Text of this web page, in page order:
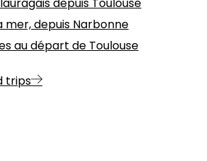
depuis Toulouse
mer, depuis Narbonne
au départ de Toulouse
trips